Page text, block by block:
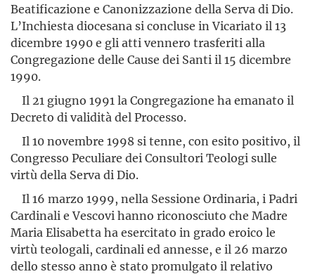
Beatificazione e Canonizzazione della Serva di Dio.
L’Inchiesta diocesana si concluse in Vicariato il 13
dicembre 1990 e gli atti vennero trasferiti alla
Congregazione delle Cause dei Santi il 15 dicembre
1990.
Il 21 giugno 1991 la Congregazione ha emanato il
Decreto di validità del Processo.
Il 10 novembre 1998 si tenne, con esito positivo, il
Congresso Peculiare dei Consultori Teologi sulle
virtù della Serva di Dio.
Il 16 marzo 1999, nella Sessione Ordinaria, i Padri
Cardinali e Vescovi hanno riconosciuto che Madre
Maria Elisabetta ha esercitato in grado eroico le
virtù teologali, cardinali ed annesse, e il 26 marzo
dello stesso anno è stato promulgato il relativo